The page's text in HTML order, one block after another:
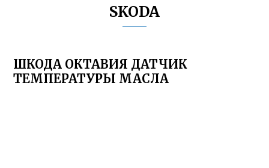
SKODA
ШКОДА ОКТАВИЯ ДАТЧИК
ТЕМПЕРАТУРЫ МАСЛА